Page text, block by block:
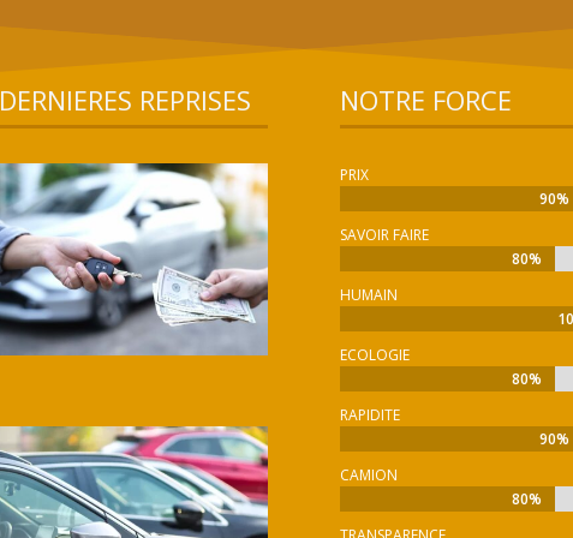
DERNIERES REPRISES NOTRE FORCE
PRIX
90%
90%
SAVOIR FAIRE
80%
80%
HUMAIN
ECOLOGIE
80%
80%
RAPIDITE
90%
90%
CAMION
80%
80%